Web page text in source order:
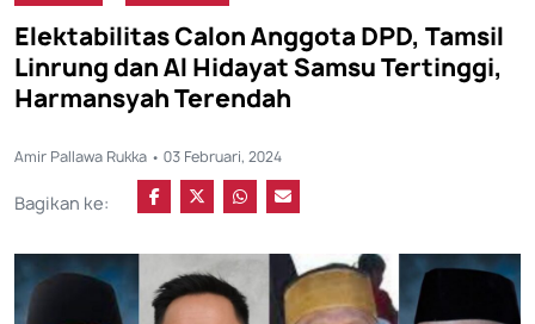
Elektabilitas Calon Anggota DPD, Tamsil
Linrung dan Al Hidayat Samsu Tertinggi,
Harmansyah Terendah
Amir Pallawa Rukka • 03 Februari, 2024
Bagikan ke: